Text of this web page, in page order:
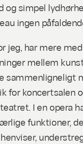
og simpel
ingen
jeg, har mere
mellem
sammenligneligt
for koncertsalen
I en opera
funktioner,